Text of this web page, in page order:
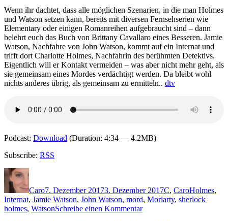
Unter
Verrätern
Wenn ihr dachtet, dass alle möglichen Szenarien, in die man Holmes
und Watson setzen kann, bereits mit diversen Fernsehserien wie
Elementary oder einigen Romanreihen aufgebraucht sind – dann
belehrt euch das Buch von Brittany Cavallaro eines Besseren. Jamie
Watson, Nachfahre von John Watson, kommt auf ein Internat und
trifft dort Charlotte Holmes, Nachfahrin des berühmten Detektivs.
Eigentlich will er Kontakt vermeiden – was aber nicht mehr geht, als
sie gemeinsam eines Mordes verdächtigt werden. Da bleibt wohl
nichts anderes übrig, als gemeinsam zu ermitteln.. dtv
Podcast: Download (Duration: 4:34 — 4.2MB)
Subscribe: RSS
Autor
Caro7. Dezember 20173. Dezember 2017C, CaroHolmes,
Internat, Jamie Watson, John Watson, mord, Moriarty, sherlock
holmes, WatsonSchreibe einen Kommentarzu